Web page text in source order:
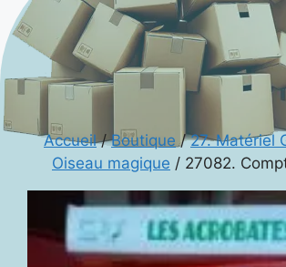
Accueil/Boutique /27. Matériel
Oiseau magique / 27082.